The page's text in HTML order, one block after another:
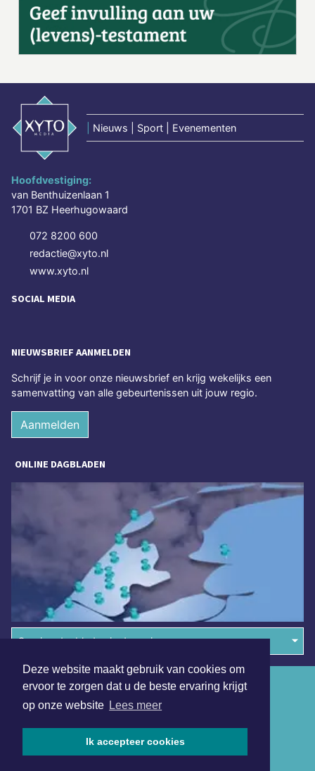
Deze website maakt gebruik van cookies om
ervoor te zorgen dat u de beste ervaring krijgt
op onze website Lees meer
Ik accepteer cookies
Nieuws | Sport | Evenementen
Hoofdvestiging:
van Benthuizenlaan 1
1701 BZ Heerhugowaard
072 8200 600
redactie@xyto.nl
www.xyto.nl
SOCIAL MEDIA
NIEUWSBRIEF AANMELDEN
Schrijf je in voor onze nieuwsbrief en krijg wekelijks een
samenvatting van alle gebeurtenissen uit jouw regio.
Aanmelden
ONLINE DAGBLADEN
Overige dagbladen in de regio
Algemene voorwaarden
Disclaimer